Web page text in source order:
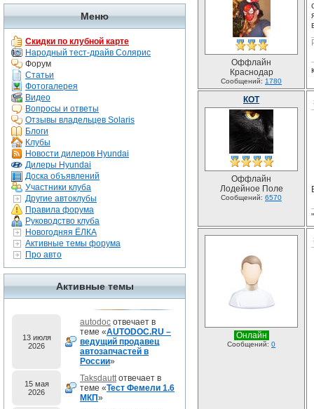
Меню
Скидки по клубной карте
Народный тест-драйв Солярис
Форум
Статьи
Фотогалерея
Видео
Вопросы и ответы
Отзывы владельцев Solaris
Блоги
Клубы
Новости дилеров Hyundai
Дилеры Hyundai
Доска объявлений
Участники клуба
Другие автоклубы
Правила форума
Руководство клуба
Новогодняя ЁЛКА
Активные темы форума
Про авто
Активные темы
13 июля
2026
autodoc отвечает в
теме «AUTODOC.RU –
ведущий продавец
автозапчастей в
России»
15 мая
2026
Taksdauttотвечает в
теме «Тест Фемели 1.6
МКП»
Оффлайн
Краснодар
Сообщений: 1780
КОТ
Оффлайн
Лодейное Поле
Сообщений: 6570
Онлайн
Сообщений: 0